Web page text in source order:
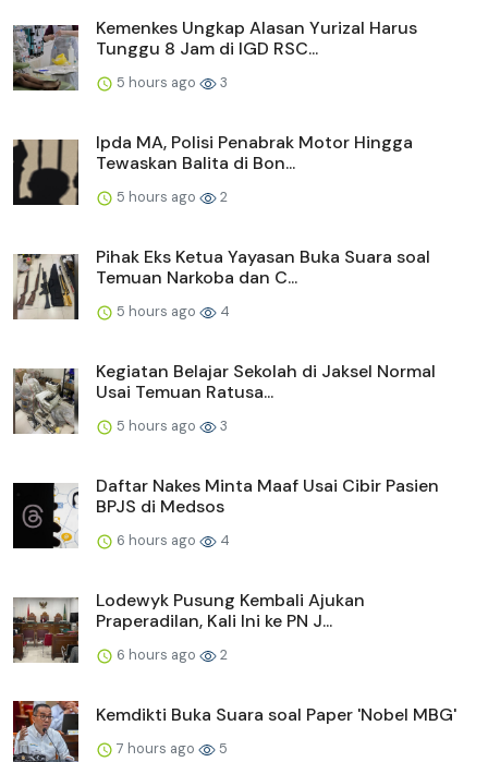
Kemenkes Ungkap Alasan Yurizal Harus
Tunggu 8 Jam di IGD RSC...
5 hours ago 3
Ipda MA, Polisi Penabrak Motor Hingga
Tewaskan Balita di Bon...
5 hours ago 2
Pihak Eks Ketua Yayasan Buka Suara soal
Temuan Narkoba dan C...
5 hours ago 4
Kegiatan Belajar Sekolah di Jaksel Normal
Usai Temuan Ratusa...
5 hours ago 3
Daftar Nakes Minta Maaf Usai Cibir Pasien
BPJS di Medsos
6 hours ago 4
Lodewyk Pusung Kembali Ajukan
Praperadilan, Kali Ini ke PN J...
6 hours ago 2
Kemdikti Buka Suara soal Paper 'Nobel MBG'
7 hours ago 5